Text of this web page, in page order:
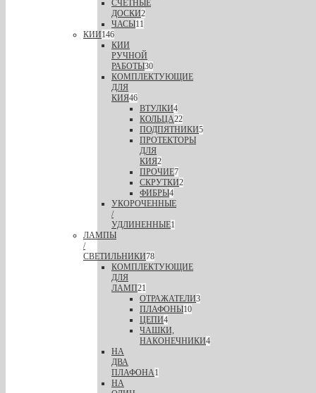
СЧЕТНЫЕ
ДОСКИ2
ЧАСЫ11
КИИ146
КИИ
РУЧНОЙ
РАБОТЫ30
КОМПЛЕКТУЮЩИЕ
ДЛЯ
КИЯ46
ВТУЛКИ4
КОЛЬЦА22
ПОДПЯТНИКИ5
ПРОТЕКТОРЫ
ДЛЯ
КИЯ2
ПРОЧИЕ7
СКРУТКИ2
ФИБРЫ4
УКОРОЧЕННЫЕ
/
УДЛИНЕННЫЕ1
ЛАМПЫ
/
СВЕТИЛЬНИКИ78
КОМПЛЕКТУЮЩИЕ
ДЛЯ
ЛАМП21
ОТРАЖАТЕЛИ3
ПЛАФОНЫ10
ЦЕПИ4
ЧАШКИ,
НАКОНЕЧНИКИ4
НА
ДВА
ПЛАФОНА1
НА